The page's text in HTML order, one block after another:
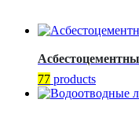
77 products